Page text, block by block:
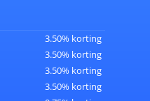
3.50% korting
3.50% korting
3.50% korting
3.50% korting